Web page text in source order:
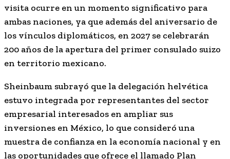
visita ocurre en un momento significativo para
ambas naciones, ya que además del aniversario de
los vínculos diplomáticos, en 2027 se celebrarán
200 años de la apertura del primer consulado suizo
en territorio mexicano.
Sheinbaum subrayó que la delegación helvética
estuvo integrada por representantes del sector
empresarial interesados en ampliar sus
inversiones en México, lo que consideró una
muestra de confianza en la economía nacional y en
las oportunidades que ofrece el llamado Plan